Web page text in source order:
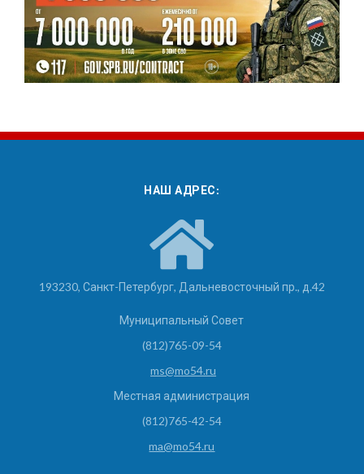
НАШ АДРЕС:
193230, Санкт-Петербург, Дальневосточный пр., д.42
Муниципальный Совет
(812)765-09-54
ms@mo54.ru
Местная администрация
(812)765-42-54
ma@mo54.ru